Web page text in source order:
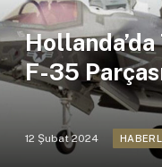
F-35
12 Şubat 2024